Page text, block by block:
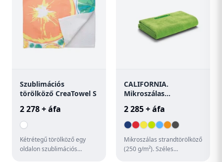
Szublimációs
törölköző CreaTowel S
2 278 + áfa
Kétrétegű törölköző egy
oldalon szublimációs
CALIFORNIA.
Mikroszálas
g/m²)
2 285 + áfa
Mikroszálas strandtörölköző
(250 g/m²). Széles